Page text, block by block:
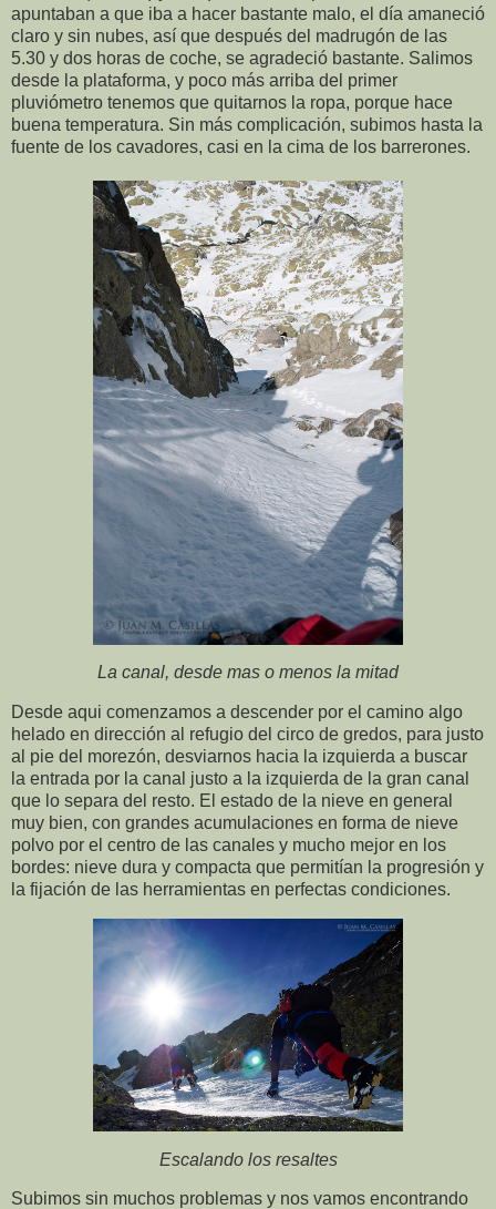
apuntaban a que iba a hacer bastante malo, el día amaneció
claro y sin nubes, así que después del madrugón de las
5.30 y dos horas de coche, se agradeció bastante. Salimos
desde la plataforma, y poco más arriba del primer
pluviómetro tenemos que quitarnos la ropa, porque hace
buena temperatura. Sin más complicación, subimos hasta la
fuente de los cavadores, casi en la cima de los barrerones.
La canal, desde mas o menos la mitad
Desde aqui comenzamos a descender por el camino algo
helado en dirección al refugio del circo de gredos, para justo
al pie del morezón, desviarnos hacia la izquierda a buscar
la entrada por la canal justo a la izquierda de la gran canal
que lo separa del resto. El estado de la nieve en general
muy bien, con grandes acumulaciones en forma de nieve
polvo por el centro de las canales y mucho mejor en los
bordes: nieve dura y compacta que permitían la progresión y
la fijación de las herramientas en perfectas condiciones.
Escalando los resaltes
Subimos sin muchos problemas y nos vamos encontrando